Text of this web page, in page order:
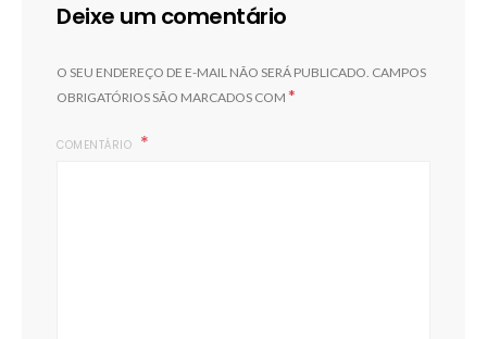
Deixe um comentário
O SEU ENDEREÇO DE E-MAIL NÃO SERÁ PUBLICADO. CAMPOS
OBRIGATÓRIOS SÃO MARCADOS COM *
COMENTÁRIO